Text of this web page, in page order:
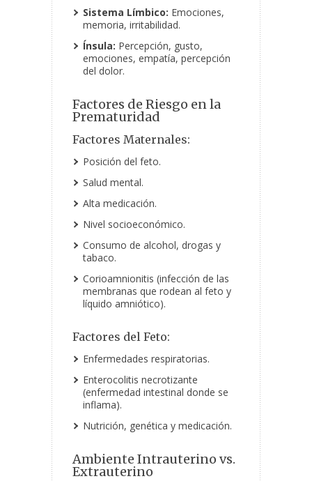
Sistema Límbico: Emociones,
memoria, irritabilidad.
Ínsula: Percepción, gusto,
emociones, empatía, percepción
del dolor.
Factores de Riesgo en la
Prematuridad
Factores Maternales:
Posición del feto.
Salud mental.
Alta medicación.
Nivel socioeconómico.
Consumo de alcohol, drogas y
tabaco.
Corioamnionitis (infección de las
membranas que rodean al feto y
líquido amniótico).
Factores del Feto:
Enfermedades respiratorias.
Enterocolitis necrotizante
(enfermedad intestinal donde se
inflama).
Nutrición, genética y medicación.
Ambiente Intrauterino vs.
Extrauterino